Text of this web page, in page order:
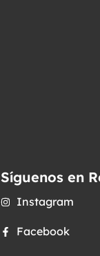
Síguenos en
Instagram
Facebook